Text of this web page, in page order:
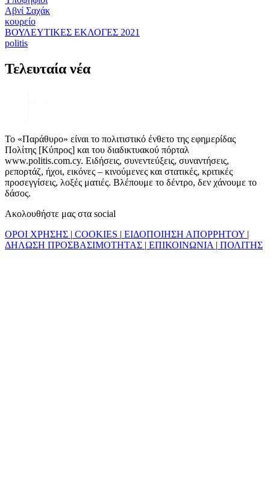
Αβνί Σαχάκ
κουρείο
ΒΟΥΛΕΥΤΙΚΕΣ ΕΚΛΟΓΕΣ 2021
politis
Τελευταία νέα
Το «Παράθυρο» είναι το πολιτιστικό ένθετο της εφημερίδας
Πολίτης [Κύπρος] και του διαδικτυακού πόρταλ
www.politis.com.cy. Ειδήσεις, συνεντεύξεις, συναντήσεις,
ρεπορτάζ, ήχοι, εικόνες – κινούμενες και στατικές, κριτικές
προσεγγίσεις, λοξές ματιές. Βλέπουμε το δέντρο, δεν χάνουμε το
δάσος.
Ακολουθήστε μας στα social
ΟΡΟΙ ΧΡΗΣΗΣ | COOKIES | ΕΙΔΟΠΟΙΗΣΗ ΑΠΟΡΡΗΤΟΥ |
ΔΗΛΩΣΗ ΠΡΟΣΒΑΣΙΜΟΤΗΤΑΣ | ΕΠΙΚΟΙΝΩΝΙΑ | ΠΟΛΙΤΗΣ